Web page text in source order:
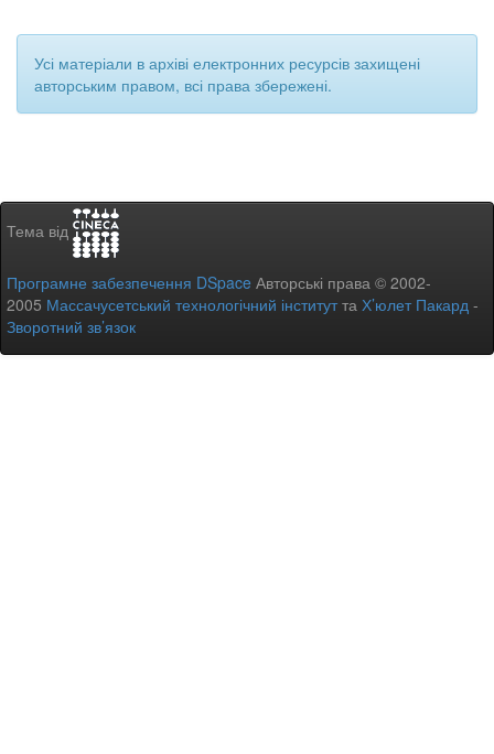
Усі матеріали в архіві електронних ресурсів захищені
авторським правом, всі права збережені.
Тема від
Програмне забезпечення DSpace Авторські права © 2002-
2005 Массачусетський технологічний інститутта Х’юлет Пакард -
Зворотний зв’язок